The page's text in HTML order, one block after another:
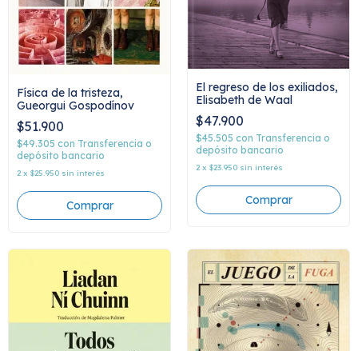
Física de la tristeza,
Gueorgui Gospodínov
$51.900
$49.305 con Transferencia o
depósito bancario
2 x $25.950 sin interés
El regreso de los exiliados,
Elisabeth de Waal
$47.900
$45.505 con Transferencia o
depósito bancario
2 x $23.950 sin interés